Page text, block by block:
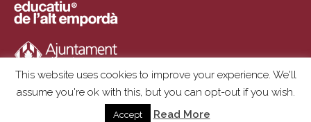
Copyright © 2025 | Institut Ramon Muntaner | Plaça de l'Institut, S/N ·
17600 Figueres · 972 672 559 · institut@insrm.cat
This website uses cookies to improve your experience. We'll
assume you're ok with this, but you can opt-out if you wish.
Accept Read More